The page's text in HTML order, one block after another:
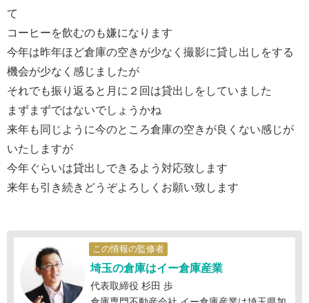
て
コーヒーを飲むのも嫌になります
今年は昨年ほど倉庫の空きが少なく撮影に貸し出しをする
機会が少なく感じましたが
それでも振り返ると月に２回は貸出しをしていました
まずまずではないでしょうかね
来年も同じように今のところ倉庫の空きが良くない感じが
いたしますが
今年ぐらいは貸出しできるよう対応致します
来年も引き続きどうぞよろしくお願い致します
この情報の監修者
埼玉の倉庫はイー倉庫産業
代表取締役 杉田 歩